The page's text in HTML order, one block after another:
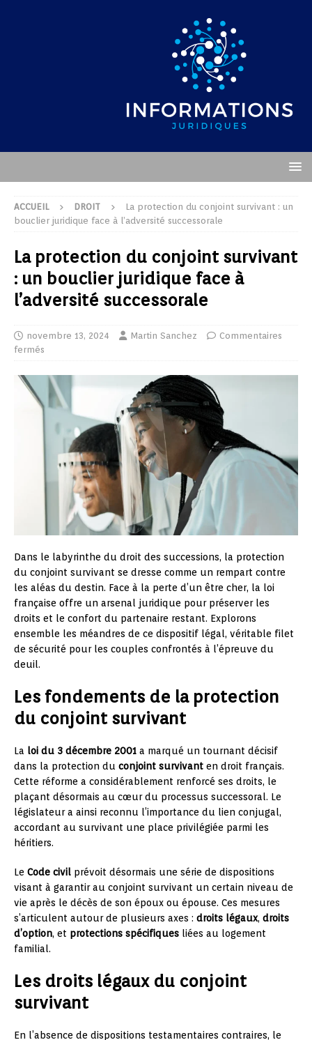
ACCUEIL DROIT
La protection du conjoint survivant : un
bouclier juridique face à l’adversité successorale
La protection du conjoint survivant
: un bouclier juridique face à
l’adversité successorale
novembre 13, 2024 Martin Sanchez
Commentaires
fermés
Dans le labyrinthe du droit des successions, la protection
du conjoint survivant se dresse comme un rempart contre
les aléas du destin. Face à la perte d’un être cher, la loi
française offre un arsenal juridique pour préserver les
droits et le confort du partenaire restant. Explorons
ensemble les méandres de ce dispositif légal, véritable filet
de sécurité pour les couples confrontés à l’épreuve du
deuil.
Les fondements de la protection
du conjoint survivant
La loi du 3 décembre 2001 a marqué un tournant décisif
dans la protection du conjoint survivant en droit français.
Cette réforme a considérablement renforcé ses droits, le
plaçant désormais au cœur du processus successoral. Le
législateur a ainsi reconnu l’importance du lien conjugal,
accordant au survivant une place privilégiée parmi les
héritiers.
Le Code civil prévoit désormais une série de dispositions
visant à garantir au conjoint survivant un certain niveau de
vie après le décès de son époux ou épouse. Ces mesures
s’articulent autour de plusieurs axes : droits légaux, droits
d’option, et protections spécifiques liées au logement
familial.
Les droits légaux du conjoint
survivant
En l’absence de dispositions testamentaires contraires, le